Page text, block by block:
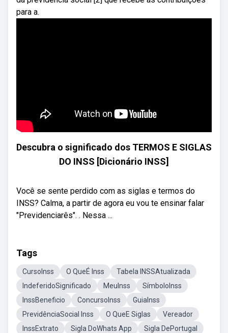
para a.
Descubra o significado dos TERMOS E SIGLAS
DO INSS [Dicionário INSS]
Você se sente perdido com as siglas e termos do
INSS? Calma, a partir de agora eu vou te ensinar falar
"Previdenciarês". . Nessa ...
Tags
CursoInss O QueÉ Inss
Tabela INSSAtualizada
IndeferidoSignificado
MeuInss
SímboloInss
InssBeneficio
ConcursoInss
GuiaInss
PrevidênciaSocial Inss
O QueE Siglas
Vereador
InssExtrato
Sigla DoWhats App
Sigla DePortugal